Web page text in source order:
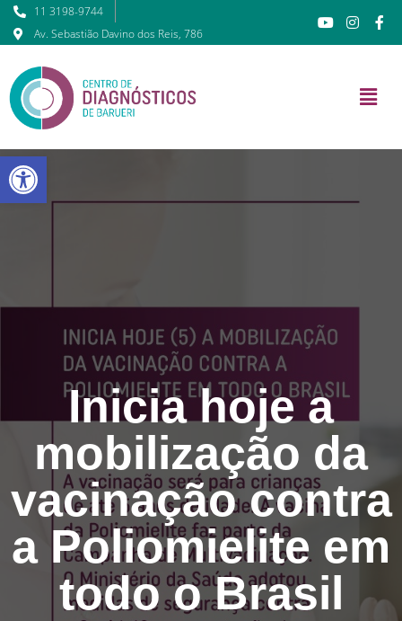
11 3198-9744
Av. Sebastião Davino dos Reis, 786
Inicia hoje a
mobilização da
vacinação contra
a Poliomielite em
todo o Brasil
Barra de Ferramentas